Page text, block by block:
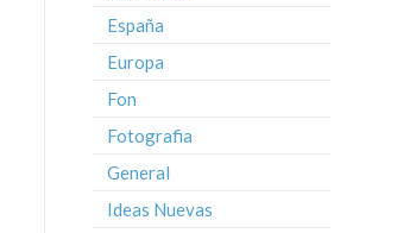
España
Europa
Fon
Fotografia
General
Ideas Nuevas